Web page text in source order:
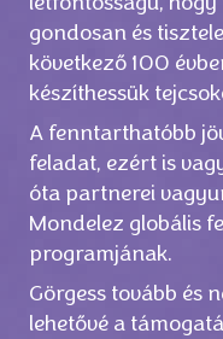
gondosan és
következő 100
készíthessük
A fenntarthatóbb
feladat, ezért is
óta partnerei
Mondelez globális
programjának.
Görgess tovább és
lehetővé a